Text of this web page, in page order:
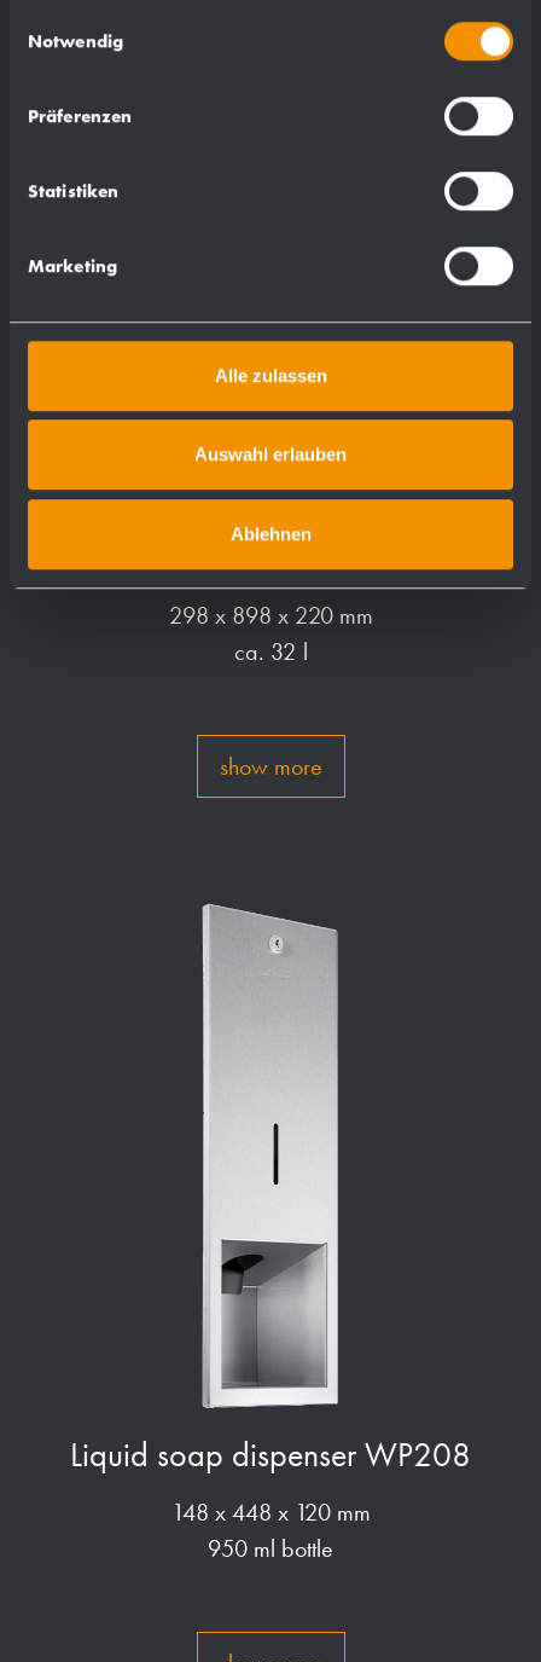
Notwendig
Präferenzen
Statistiken
Marketing
Alle zulassen
Auswahl erlauben
Ablehnen
298 x 898 x 220 mm
ca. 32 l
show more
Liquid soap dispenser WP208
148 x 448 x 120 mm
950 ml bottle